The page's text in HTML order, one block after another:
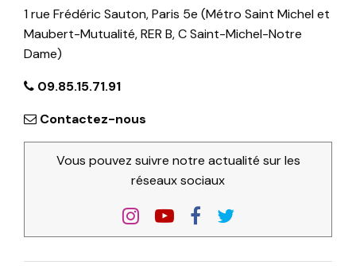
1 rue Frédéric Sauton, Paris 5e (Métro Saint Michel et
Maubert-Mutualité, RER B, C Saint-Michel-Notre
Dame)
09.85.15.71.91
Contactez-nous
Vous pouvez suivre notre actualité sur les
réseaux sociaux